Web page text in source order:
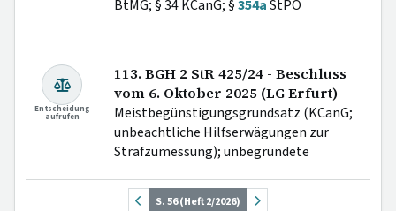
BtMG; § 34 KCanG; §354aStPO
Entscheidung
aufrufen
113. BGH 2 StR 425/24 - Beschluss
vom 6. Oktober 2025 (LG Erfurt)
Meistbegünstigungsgrundsatz (KCanG;
unbeachtliche Hilfserwägungen zur
Strafzumessung); unbegründete
S. 56 (Heft 2/2026)